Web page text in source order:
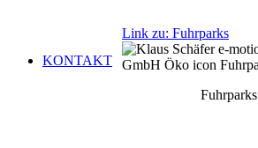
KONTAKT
Link zu: Fuhrparks
Fuhrparks